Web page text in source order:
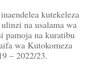
kutekeleza
na usalama wa
pamoja na kuratibu
wa Kutokomeza
– 2022/23.